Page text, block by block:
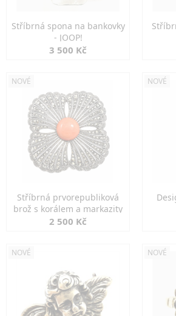
Stříbrná spona na bankovky
- JOOP!
3 500 Kč
NOVÉ
Stříbrná prvorepubliková
brož s korálem a markazity
2 500 Kč
NOVÉ
NOVÉ NOVÉ